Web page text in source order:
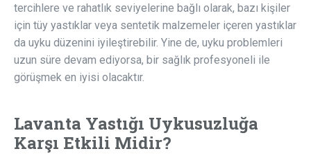
tercihlere ve rahatlık seviyelerine bağlı olarak, bazı kişiler
için tüy yastıklar veya sentetik malzemeler içeren yastıklar
da uyku düzenini iyileştirebilir. Yine de, uyku problemleri
uzun süre devam ediyorsa, bir sağlık profesyoneli ile
görüşmek en iyisi olacaktır.
Lavanta Yastığı Uykusuzluğa
Karşı Etkili Midir?